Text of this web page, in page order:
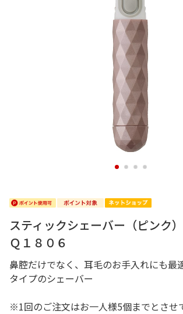
1 2 3 4
スティックシェーバー（ピンク
Ｑ１８０６
鼻腔だけでなく、耳毛のお手入れにも最
タイプのシェーバー
※1回のご注文はお一人様5個までとさせ